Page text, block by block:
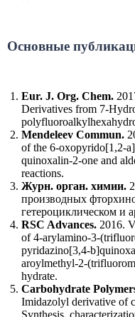
Основные
Eur. J. Org. Chem.
Derivatives from 7-
Mendeleev Commun.
of the 6-oxopyrido[1,2-
quinoxalin-2-one and
reactions.
Журн. орган. химии.
производных
гетероциклическом и
RSC Advances. 2016.
of 4-arylamino-3-
pyridazino[3,4-
aroylmethyl-2-
hydrate.
Carbohydrate
Imidazolyl derivative of
Synthesis,